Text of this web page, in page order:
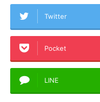
Twitter
Pocket
LINE